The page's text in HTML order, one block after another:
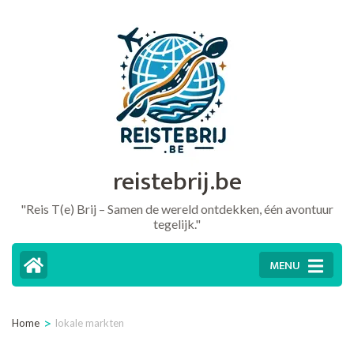
reistebrij.be
"Reis T(e) Brij – Samen de wereld ontdekken, één avontuur
tegelijk."
MENU
Home > lokale markten